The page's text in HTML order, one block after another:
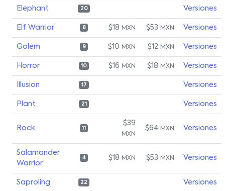
Elephant 20 Versiones
Elf Warrior 8 $18 MXN $53 MXN Versiones
Golem 9 $10 MXN $12 MXN Versiones
Horror 10 $16 MXN $18 MXN Versiones
Illusion 17 Versiones
Plant 21 Versiones
Rock 11
$39
MXN
$64 MXN Versiones
Salamander
Warrior
4 $18 MXN $53 MXN Versiones
Saproling 22 Versiones